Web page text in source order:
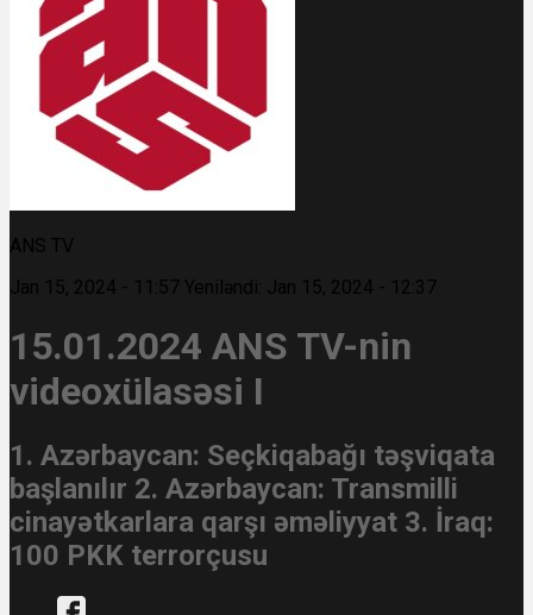
ANS TV
Jan 15, 2024 - 11:57 Yeniləndi: Jan 15, 2024 - 12:37
15.01.2024 ANS TV-nin
videoxülasəsi I
1. Azərbaycan: Seçkiqabağı təşviqata
başlanılır 2. Azərbaycan: Transmilli
cinayətkarlara qarşı əməliyyat 3. İraq:
100 PKK terrorçusu